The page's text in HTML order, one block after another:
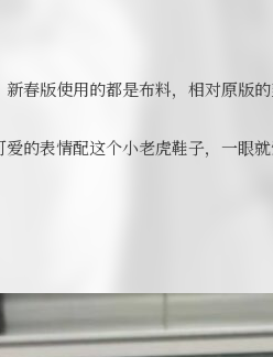
春版使用的都是布料，相对原版
的表情配这个小老虎鞋子，一眼就